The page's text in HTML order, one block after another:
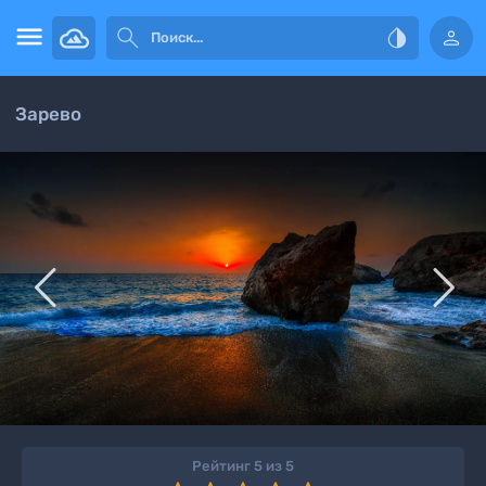
   
Зарево
 
Рейтинг 5 из 5